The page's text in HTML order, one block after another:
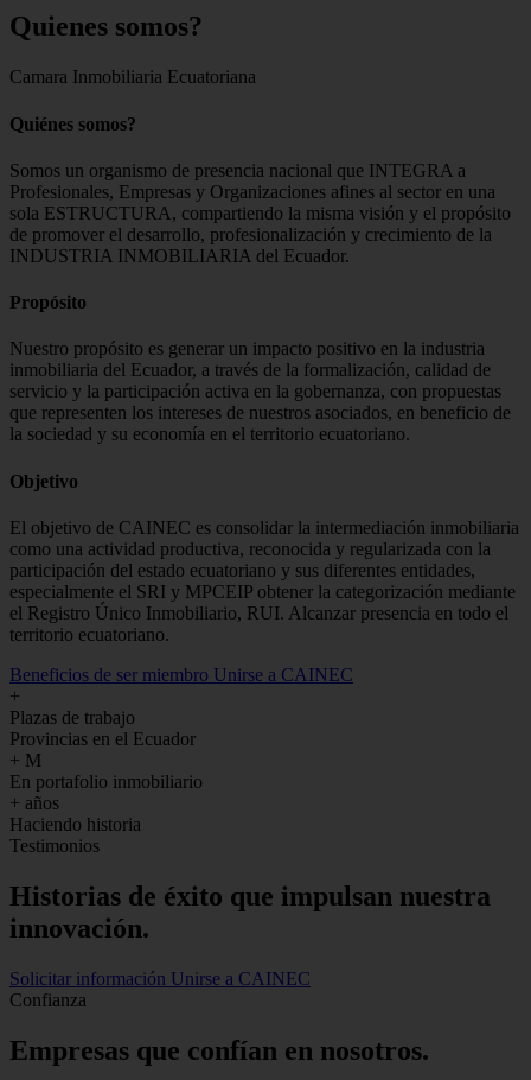
Quienes somos?
Camara Inmobiliaria Ecuatoriana
Quiénes somos?
Somos un organismo de presencia nacional que INTEGRA a
Profesionales, Empresas y Organizaciones afines al sector en una
sola ESTRUCTURA, compartiendo la misma visión y el propósito
de promover el desarrollo, profesionalización y crecimiento de la
INDUSTRIA INMOBILIARIA del Ecuador.
Propósito
Nuestro propósito es generar un impacto positivo en la industria
inmobiliaria del Ecuador, a través de la formalización, calidad de
servicio y la participación activa en la gobernanza, con propuestas
que representen los intereses de nuestros asociados, en beneficio de
la sociedad y su economía en el territorio ecuatoriano.
Objetivo
El objetivo de CAINEC es consolidar la intermediación inmobiliaria
como una actividad productiva, reconocida y regularizada con la
participación del estado ecuatoriano y sus diferentes entidades,
especialmente el SRI y MPCEIP obtener la categorización mediante
el Registro Único Inmobiliario, RUI. Alcanzar presencia en todo el
territorio ecuatoriano.
Beneficios de ser miembro Unirse a CAINEC
+
Plazas de trabajo
Provincias en el Ecuador
+ M
En portafolio inmobiliario
+ años
Haciendo historia
Testimonios
Historias de éxito que impulsan nuestra
innovación.
Solicitar información Unirse a CAINEC
Confianza
Empresas que confían en nosotros.